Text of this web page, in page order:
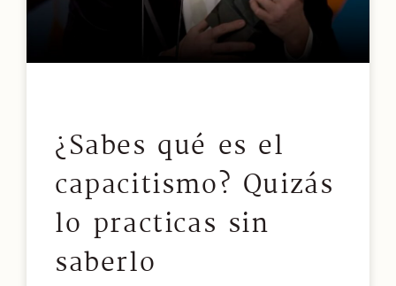
¿Sabes qué es el
capacitismo? Quizás
lo practicas sin
saberlo